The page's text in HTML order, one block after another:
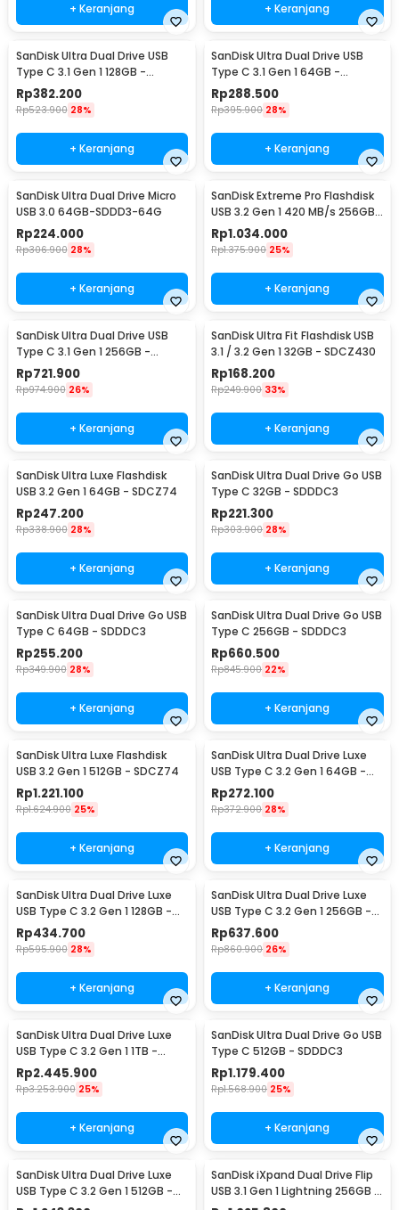
+ Keranjang + Keranjang
SanDisk Ultra Dual Drive USB
Type C 3.1 Gen 1 128GB -
SDDDC2
Rp382.200
Rp523.900 28%
+ Keranjang
SanDisk Ultra Dual Drive USB
Type C 3.1 Gen 1 64GB -
SDDDC2
Rp288.500
Rp395.900 28%
+ Keranjang
SanDisk Ultra Dual Drive Micro
USB 3.0 64GB-SDDD3-64G
Rp224.000
Rp306.900 28%
+ Keranjang
SanDisk Extreme Pro Flashdisk
USB 3.2 Gen 1 420 MB/s 256GB
- SDCZ880
Rp1.034.000
Rp1.375.900 25%
+ Keranjang
SanDisk Ultra Dual Drive USB
Type C 3.1 Gen 1 256GB -
SDDDC2
Rp721.900
Rp974.900 26%
+ Keranjang
SanDisk Ultra Fit Flashdisk USB
3.1 / 3.2 Gen 1 32GB - SDCZ430
Rp168.200
Rp249.900 33%
+ Keranjang
SanDisk Ultra Luxe Flashdisk
USB 3.2 Gen 1 64GB - SDCZ74
Rp247.200
Rp338.900 28%
+ Keranjang
SanDisk Ultra Dual Drive Go USB
Type C 32GB - SDDDC3
Rp221.300
Rp303.900 28%
+ Keranjang
SanDisk Ultra Dual Drive Go USB
Type C 64GB - SDDDC3
Rp255.200
Rp349.900 28%
+ Keranjang
SanDisk Ultra Dual Drive Go USB
Type C 256GB - SDDDC3
Rp660.500
Rp845.900 22%
+ Keranjang
SanDisk Ultra Luxe Flashdisk
USB 3.2 Gen 1 512GB - SDCZ74
Rp1.221.100
Rp1.624.900 25%
+ Keranjang
SanDisk Ultra Dual Drive Luxe
USB Type C 3.2 Gen 1 64GB -
SDDDC4
Rp272.100
Rp372.900 28%
+ Keranjang
SanDisk Ultra Dual Drive Luxe
USB Type C 3.2 Gen 1 128GB -
SDDDC4
Rp434.700
Rp595.900 28%
+ Keranjang
SanDisk Ultra Dual Drive Luxe
USB Type C 3.2 Gen 1 256GB -
SDDDC4
Rp637.600
Rp860.900 26%
+ Keranjang
SanDisk Ultra Dual Drive Luxe
USB Type C 3.2 Gen 1 1TB -
SDDDC4
Rp2.445.900
Rp3.253.900 25%
+ Keranjang
SanDisk Ultra Dual Drive Go USB
Type C 512GB - SDDDC3
Rp1.179.400
Rp1.568.900 25%
+ Keranjang
SanDisk Ultra Dual Drive Luxe
USB Type C 3.2 Gen 1 512GB -
SDDDC4
SanDisk iXpand Dual Drive Flip
USB 3.1 Gen 1 Lightning 256GB -
SDIX90N